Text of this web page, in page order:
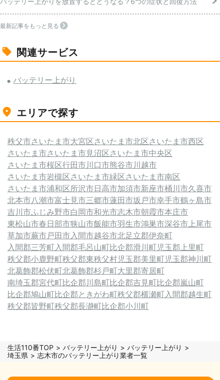
最新記事をもっと見る
関連サービス
バッテリー上がり
エリアで探す
秩父市さいたま市大宮区さいたま市北区さいたま市西区
さいたま市さいたま市見沼区さいたま市中央区
さいたま市桜区行田市川口市熊谷市川越市
さいたま市岩槻区さいたま市緑区さいたま市南区
さいたま市浦和区所沢市日高市加須市新座市桶川市久喜市
北本市八潮市富士見市三郷市蓮田市坂戸市幸手市鶴ヶ島市
吉川市ふじみ野市白岡市和光市志木市朝霞市本庄市
東松山市春日部市狭山市飯能市羽生市鴻巣市深谷市 上尾市
草加市蕨市戸田市入間市越谷市北足立郡伊奈町
入間郡三芳町入間郡毛呂山町比企郡滑川町児玉郡上里町
秩父郡小鹿野町秩父郡東秩父村児玉郡美里町児玉郡神川町
北葛飾郡松伏町北葛飾郡杉戸町大里郡寄居町
南埼玉郡宮代町比企郡川島町比企郡吉見町比企郡嵐山町
比企郡鳩山町比企郡ときがわ町秩父郡横瀬町入間郡越生町
秩父郡皆野町秩父郡長瀞町比企郡小川町
生活110番TOP バッテリー上がり
バッテリー上がり
埼玉県
志木市のバッテリー上がり業者一覧